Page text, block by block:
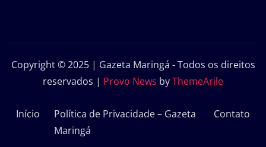
Copyright © 2025 | Gazeta Maringá - Todos os direitos
reservados | Provo News byThemeArile
Início
Política de Privacidade – Gazeta
Maringá
Contato